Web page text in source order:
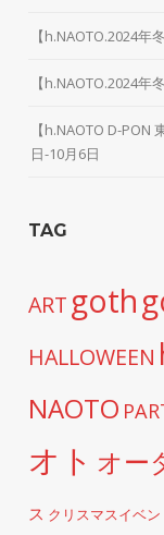
【h.NAOTO.2024
【h.NAOTO.2024
【h.NAOTO D-
日-10月6日
TAG
ART goth
HALLOWEEN
NAOTO
オト オー
ス クリスマスイベン